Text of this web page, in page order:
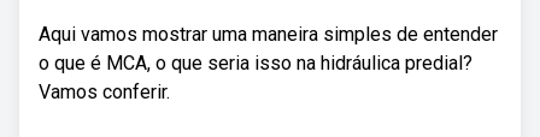
Aqui vamos mostrar uma maneira simples de entender
o que é MCA, o que seria isso na hidráulica predial?
Vamos conferir.